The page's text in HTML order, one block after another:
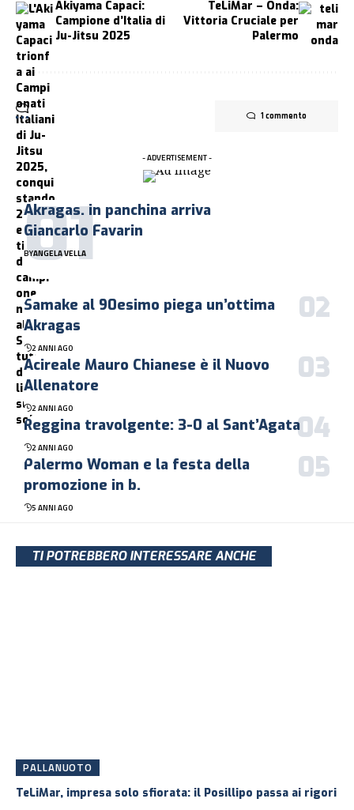
Akiyama Capaci:
Campione d’Italia di
Ju-Jitsu 2025
TeLiMar – Onda:
Vittoria Cruciale per
Palermo
1 commento
- ADVERTISEMENT -
Akragas. in panchina arriva
Giancarlo Favarin
BYANGELA VELLA
Samake al 90esimo piega un’ottima
Akragas
2 ANNI AGO
Acireale Mauro Chianese è il Nuovo
Allenatore
2 ANNI AGO
Reggina travolgente: 3-0 al Sant’Agata
2 ANNI AGO
Palermo Woman e la festa della
promozione in b.
5 ANNI AGO
TI POTREBBERO INTERESSARE ANCHE
PALLANUOTO
TeLiMar, impresa solo sfiorata: il Posillipo passa ai rigori